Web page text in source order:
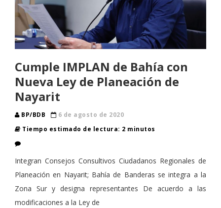
Cumple IMPLAN de Bahía con
Nueva Ley de Planeación de
Nayarit
BP/BDB
6 de agosto de 2020
Tiempo estimado de lectura: 2 minutos
​Integran Consejos Consultivos Ciudadanos Regionales de
Planeación en Nayarit; Bahía de Banderas se integra a la
Zona Sur y designa representantes De acuerdo a las
modificaciones a la Ley de